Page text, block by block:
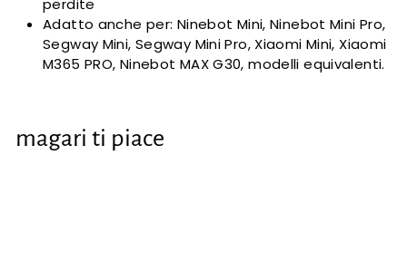
Adatto anche per: Ninebot Mini, Ninebot Mini Pro,
Segway Mini, Segway Mini Pro, Xiaomi Mini, Xiaomi
M365 PRO, Ninebot MAX G30, modelli equivalenti.
magari ti piace